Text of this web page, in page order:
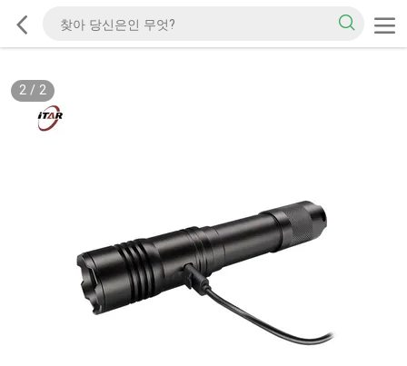
2/ 2